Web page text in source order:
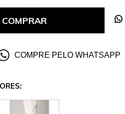
COMPRAR
COMPRE PELO WHATSAPP